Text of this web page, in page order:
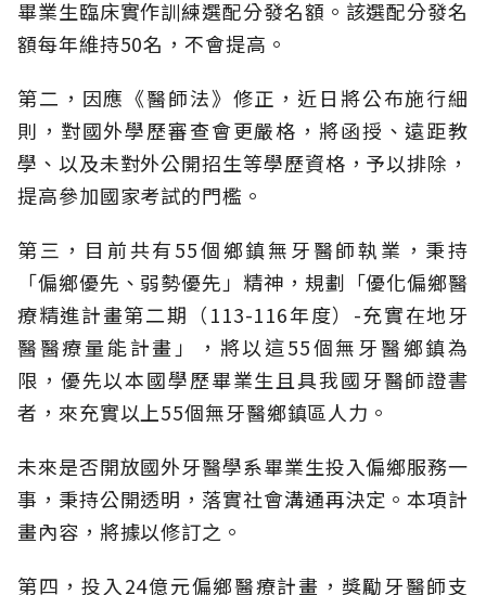
畢業生臨床實作訓練選配分發名額。該選配分發名
額每年維持50名，不會提高。
第二，因應《醫師法》修正，近日將公布施行細
則，對國外學歷審查會更嚴格，將函授、遠距教
學、以及未對外公開招生等學歷資格，予以排除，
提高參加國家考試的門檻。
第三，目前共有55個鄉鎮無牙醫師執業，秉持
「偏鄉優先、弱勢優先」精神，規劃「優化偏鄉醫
療精進計畫第二期（113-116年度）-充實在地牙
醫醫療量能計畫」，將以這55個無牙醫鄉鎮為
限，優先以本國學歷畢業生且具我國牙醫師證書
者，來充實以上55個無牙醫鄉鎮區人力。
未來是否開放國外牙醫學系畢業生投入偏鄉服務一
事，秉持公開透明，落實社會溝通再決定。本項計
畫內容，將據以修訂之。
第四，投入24億元偏鄉醫療計畫，獎勵牙醫師支